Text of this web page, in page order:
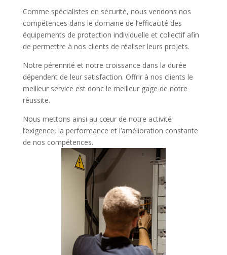
Comme spécialistes en sécurité, nous vendons nos
compétences dans le domaine de l’efficacité des
équipements de protection individuelle et collectif afin
de permettre à nos clients de réaliser leurs projets.
Notre pérennité et notre croissance dans la durée
dépendent de leur satisfaction. Offrir à nos clients le
meilleur service est donc le meilleur gage de notre
réussite.
Nous mettons ainsi au cœur de notre activité
l’exigence, la performance et l’amélioration constante
de nos compétences.